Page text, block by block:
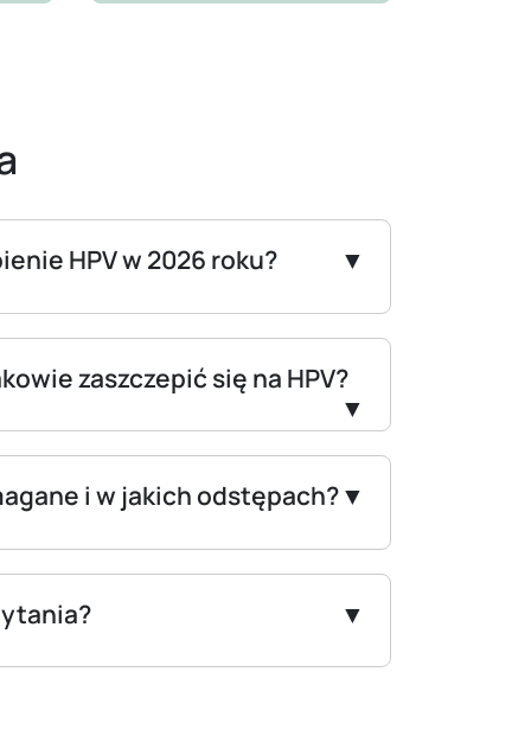
HPV w 2026 roku?
zaszczepić się na HPV?
i w jakich odstępach?